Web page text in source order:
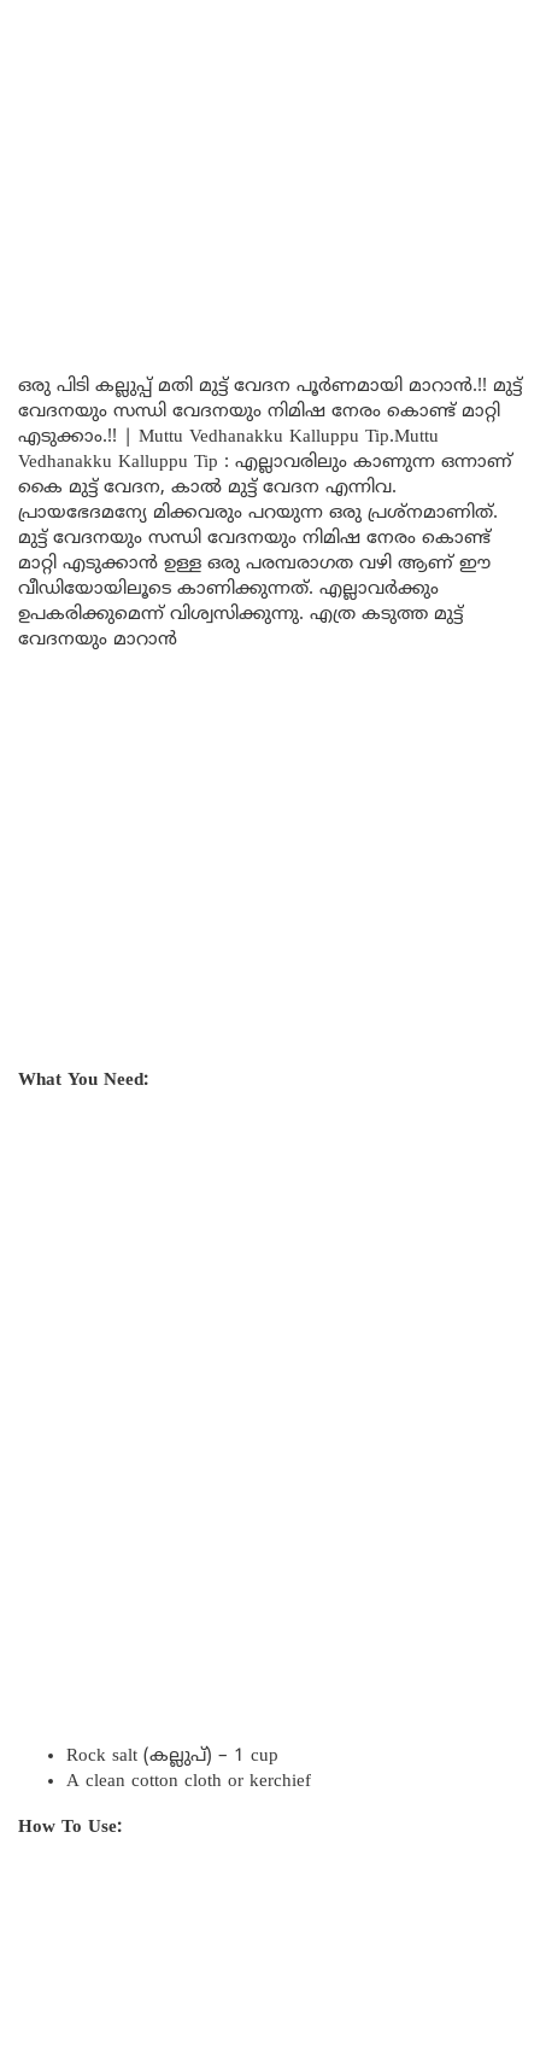
ഒരു പിടി കല്ലുപ്പ് മതി മുട്ട് വേദന പൂർണമായി മാറാൻ.!! മുട്ട്
വേദനയും സന്ധി വേദനയും നിമിഷ നേരം കൊണ്ട് മാറ്റി
എടുക്കാം.!! | Muttu Vedhanakku Kalluppu Tip.Muttu
Vedhanakku Kalluppu Tip : എല്ലാവരിലും കാണുന്ന ഒന്നാണ്
കൈ മുട്ട് വേദന, കാൽ മുട്ട് വേദന എന്നിവ.
പ്രായഭേദമന്യേ മിക്കവരും പറയുന്ന ഒരു പ്രശ്‌നമാണിത്.
മുട്ട് വേദനയും സന്ധി വേദനയും നിമിഷ നേരം കൊണ്ട്
മാറ്റി എടുക്കാൻ ഉള്ള ഒരു പരമ്പരാഗത വഴി ആണ് ഈ
വീഡിയോയിലൂടെ കാണിക്കുന്നത്. എല്ലാവർക്കും
ഉപകരിക്കുമെന്ന് വിശ്വസിക്കുന്നു. എത്ര കടുത്ത മുട്ട്
വേദനയും മാറാൻ
What You Need:
Rock salt (കല്ലുപ്) – 1 cup
A clean cotton cloth or kerchief
How To Use: